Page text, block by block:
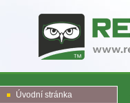
Úvodní stránka